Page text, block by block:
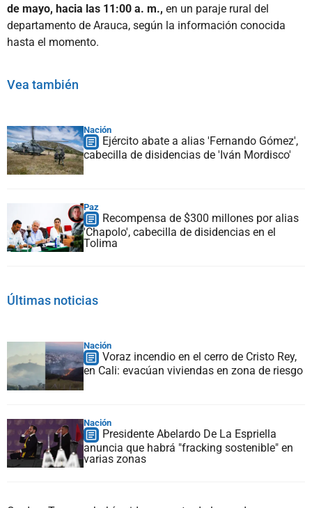
de mayo, hacia las 11:00 a. m., en un paraje rural del
departamento de Arauca, según la información conocida
hasta el momento.
Vea también
Nación
Ejército abate a alias 'Fernando Gómez',
cabecilla de disidencias de 'Iván Mordisco'
Paz
Recompensa de $300 millones por alias
'Chapolo', cabecilla de disidencias en el
Tolima
Últimas noticias
Nación
Voraz incendio en el cerro de Cristo Rey,
en Cali: evacúan viviendas en zona de riesgo
Nación
Presidente Abelardo De La Espriella
anuncia que habrá "fracking sostenible" en
varias zonas